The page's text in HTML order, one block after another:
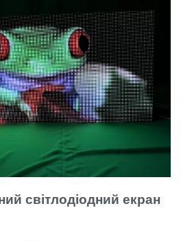
світлодіодний екран